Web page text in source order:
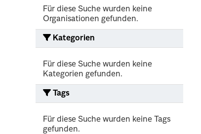
Für diese Suche wurden keine
Organisationen gefunden.
Kategorien
Für diese Suche wurden keine
Kategorien gefunden.
Tags
Für diese Suche wurden keine Tags
gefunden.